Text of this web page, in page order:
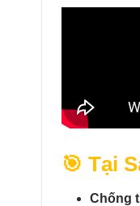
🎯 Tại
Chống